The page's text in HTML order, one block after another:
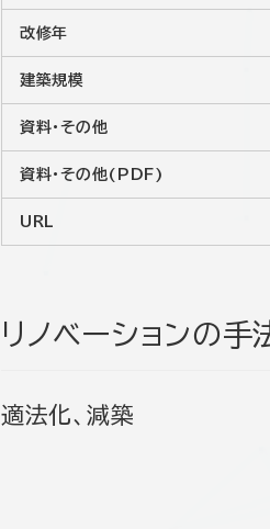
改修年
建築規模
資料・その他
資料・その他(PDF)
URL
リノベーションの手
適法化、減築